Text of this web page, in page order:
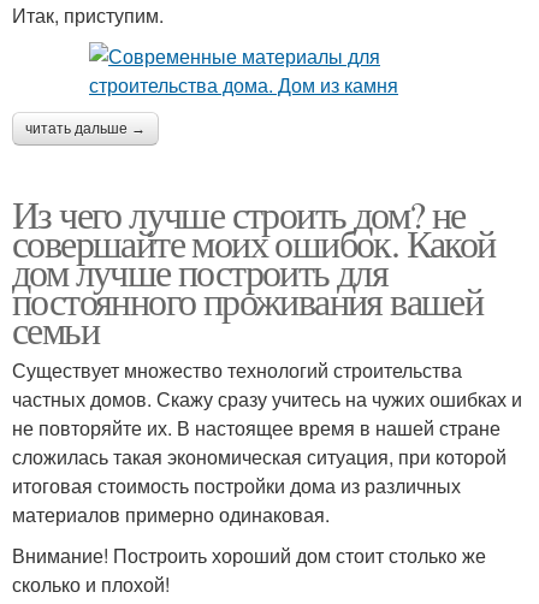
Итак, приступим.
читать дальше →
Из чего лучше строить дом? не
совершайте моих ошибок. Какой
дом лучше построить для
постоянного проживания вашей
семьи
Существует множество технологий строительства
частных домов. Скажу сразу учитесь на чужих ошибках и
не повторяйте их. В настоящее время в нашей стране
сложилась такая экономическая ситуация, при которой
итоговая стоимость постройки дома из различных
материалов примерно одинаковая.
Внимание! Построить хороший дом стоит столько же
сколько и плохой!